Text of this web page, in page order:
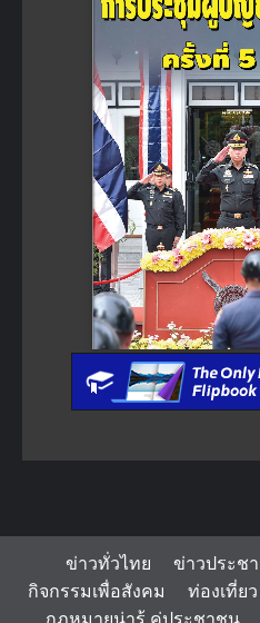
ข่าวทั่วไทย ข่าวประช
กิจกรรมเพื่อสังคม
ท่องเที่ยว